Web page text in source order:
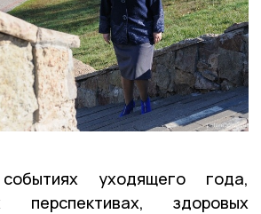
уходящего года,
перспективах, здоровых